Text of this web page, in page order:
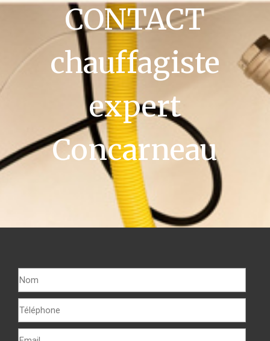
CONTACT
chauffagiste
expert
Concarneau